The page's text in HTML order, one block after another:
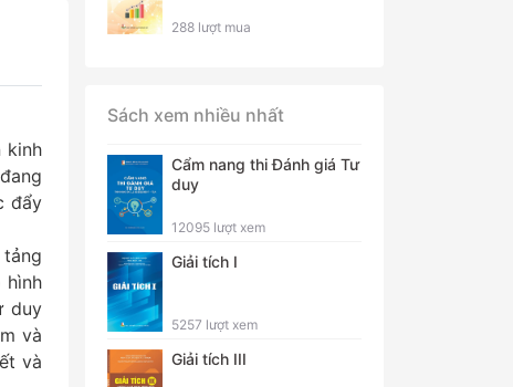
kinh
đẩy
hình
duy
và
và
288 lượt mua
Sách xem nhiều nhất
Cẩm nang thi Đánh giá Tư
duy
12095 lượt xem
Giải tích I
5257 lượt xem
Giải tích III